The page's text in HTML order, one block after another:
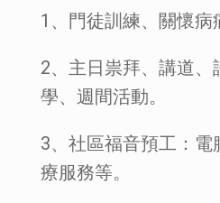
1、門徒訓練、關懷病
2、主日祟拜、講道、
學、週間活動。
3、社區福音預工：電
療服務等。